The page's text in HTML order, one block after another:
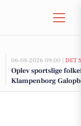
06-08-2026 09:00 | DET
Oplev sportslige
Klampenborg